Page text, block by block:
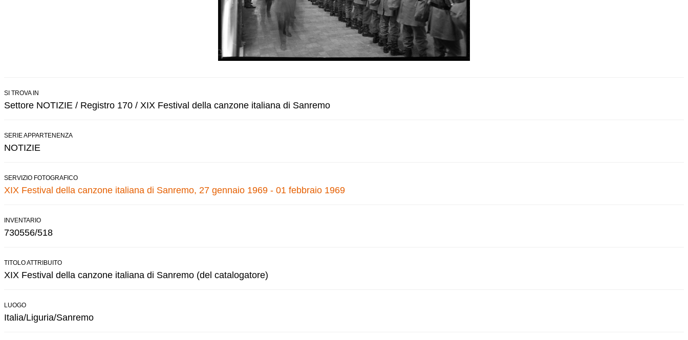
SI TROVA IN
Settore NOTIZIE / Registro 170 / XIX Festival della canzone italiana di Sanremo
SERIE APPARTENENZA
NOTIZIE
SERVIZIO FOTOGRAFICO
XIX Festival della canzone italiana di Sanremo, 27 gennaio 1969 - 01 febbraio 1969
INVENTARIO
730556/518
TITOLO ATTRIBUITO
XIX Festival della canzone italiana di Sanremo (del catalogatore)
LUOGO
Italia/Liguria/Sanremo